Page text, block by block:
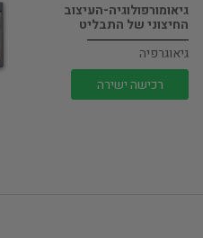
גיאומורפולוגיה-העיצוב
החיצוני של התבליט
גיאוגרפיה
רכישה ישירה